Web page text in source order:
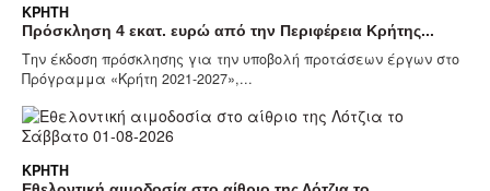
ΚΡΉΤΗ
Πρόσκληση 4 εκατ. ευρώ από την Περιφέρεια Κρήτης...
Την έκδοση πρόσκλησης για την υποβολή προτάσεων έργων στο
Πρόγραμμα «Κρήτη 2021-2027»,...
ΚΡΉΤΗ